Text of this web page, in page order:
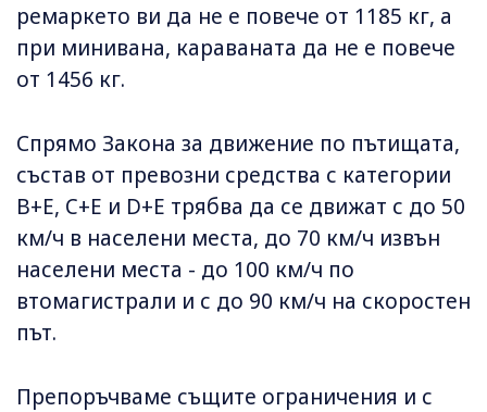
ремаркето ви да не е повече от 1185 кг, а
при минивана, караваната да не е повече
от 1456 кг.
Спрямо Закона за движение по пътищата,
състав от превозни средства с категории
B+E, C+E и D+E трябва да се движат с до 50
км/ч в населени места, до 70 км/ч извън
населени места - до 100 км/ч по
втомагистрали и с до 90 км/ч на скоростен
път.
Препоръчваме същите ограничения и с